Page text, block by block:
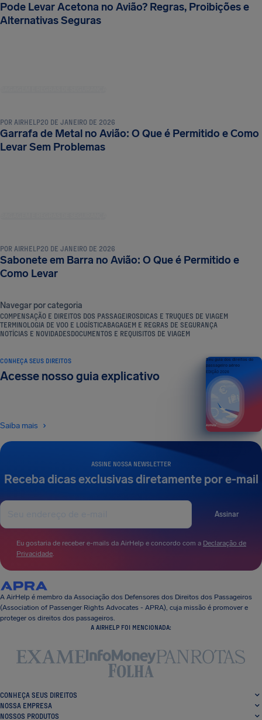
Pode Levar Acetona no Avião? Regras, Proibições e
Alternativas Seguras
POR AIRHELP20 DE JANEIRO DE 2026
Garrafa de Metal no Avião: O Que é Permitido e Como
Levar Sem Problemas
POR AIRHELP20 DE JANEIRO DE 2026
Sabonete em Barra no Avião: O Que é Permitido e
Como Levar
Navegar por categoria
COMPENSAÇÃO E DIREITOS DOS PASSAGEIROSDICAS E TRUQUES DE VIAGEM
TERMINOLOGIA DE VOO E LOGÍSTICABAGAGEM E REGRAS DE SEGURANÇA
NOTÍCIAS E NOVIDADESDOCUMENTOS E REQUISITOS DE VIAGEM
ASSINE NOSSA NEWSLETTER
Receba dicas exclusivas diretamente por e-mail
Assinar
Eu gostaria de receber e-mails da AirHelp e concordo com a Declaração de
Privacidade.
CONHEÇA SEUS DIREITOS
Acesse nosso guia explicativo
Saiba mais
Seu guia dos direitos do
passageiro aéreo
EDIÇÃO 2026
A AirHelp é membro da Associação dos Defensores dos Direitos dos Passageiros
(Association of Passenger Rights Advocates - APRA), cuja missão é promover e
proteger os direitos dos passageiros.
A AIRHELP FOI MENCIONADA:
CONHEÇA SEUS DIREITOS
NOSSA EMPRESA
NOSSOS PRODUTOS